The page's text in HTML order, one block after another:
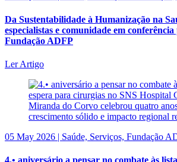
Da Sustentabilidade à Humanização na
especialistas e comunidade em
Fundação ADFP
Ler Artigo
05 May 2026 | Saúde, Serviços, Fundação